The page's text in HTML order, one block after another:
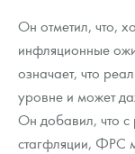
Он отметил, что,
инфляционные
означает, что
уровне и может
Он добавил, что
стагфляции, ФРС